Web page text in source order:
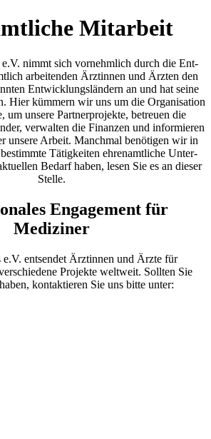
Mitarbeit
nimmt sich vor­nehmlich durch die Ent­
arbeitenden Ärztinnen und Ärzten den
Ent­wicklungs­ländern an und hat seine
Hier kümmern wir uns um die Organisation
um unsere Partner­projekte, be­treuen die
verwalten die Finanzen und informieren
unsere Arbeit. Manchmal benötigen wir in
Tätigkeiten ehren­amtliche Unter­
Be­darf haben, lesen Sie es an dieser
Stelle.
Engagement für
Mediziner
e.V. entsendet Ärztinnen und Ärzte für
Projekte weltweit. Sollten Sie
kontaktieren Sie uns bitte unter: